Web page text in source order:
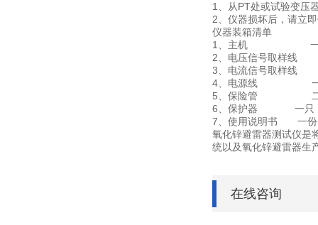
1、从PT处或试验变压
2、仪器损坏后，请立
仪器装箱清单
1、主机 一
2、电压信号取样线
3、电流信号取样线
4、电源线 一
5、保险管 二
6、保护器 一只
7、使用说明书 一份
氧化锌避雷器测试仪是
统以及氧化锌避雷器生
在线咨询